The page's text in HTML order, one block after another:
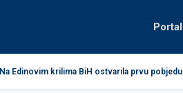
Portal
Na Edinovim krilima BiH ostvarila prvu pobjedu